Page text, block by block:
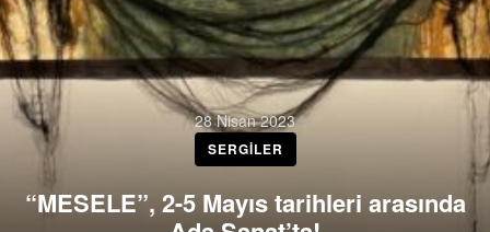
28 Nisan 2023
SERGILER
“MESELE”, 2-5 Mayıs tarihleri arasında